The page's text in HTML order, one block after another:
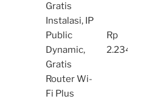
Gratis
Instalasi, IP
Public
Dynamic,
Gratis
Router Wi-
Fi Plus
Rp